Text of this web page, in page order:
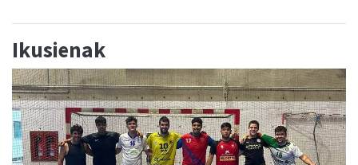
Ikusienak